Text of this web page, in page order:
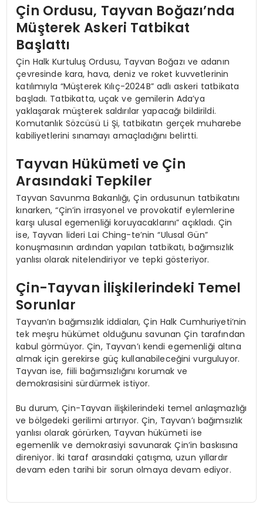
Çin Ordusu, Tayvan Boğazı’nda
Müşterek Askeri Tatbikat
Başlattı
Çin Halk Kurtuluş Ordusu, Tayvan Boğazı ve adanın
çevresinde kara, hava, deniz ve roket kuvvetlerinin
katılımıyla “Müşterek Kılıç-2024B” adlı askeri tatbikata
başladı. Tatbikatta, uçak ve gemilerin Ada’ya
yaklaşarak müşterek saldırılar yapacağı bildirildi.
Komutanlık Sözcüsü Li Şi, tatbikatın gerçek muharebe
kabiliyetlerini sınamayı amaçladığını belirtti.
Tayvan Hükümeti ve Çin
Arasındaki Tepkiler
Tayvan Savunma Bakanlığı, Çin ordusunun tatbikatını
kınarken, “Çin’in irrasyonel ve provokatif eylemlerine
karşı ulusal egemenliği koruyacaklarını” açıkladı. Çin
ise, Tayvan lideri Lai Ching-te’nin “Ulusal Gün”
konuşmasının ardından yapılan tatbikatı, bağımsızlık
yanlısı olarak nitelendiriyor ve tepki gösteriyor.
Çin-Tayvan İlişkilerindeki Temel
Sorunlar
Tayvan’ın bağımsızlık iddiaları, Çin Halk Cumhuriyeti’nin
tek meşru hükümet olduğunu savunan Çin tarafından
kabul görmüyor. Çin, Tayvan’ı kendi egemenliği altına
almak için gerekirse güç kullanabileceğini vurguluyor.
Tayvan ise, fiili bağımsızlığını korumak ve
demokrasisini sürdürmek istiyor.
Bu durum, Çin-Tayvan ilişkilerindeki temel anlaşmazlığı
ve bölgedeki gerilimi artırıyor. Çin, Tayvan’ı bağımsızlık
yanlısı olarak görürken, Tayvan hükümeti ise
egemenlik ve demokrasiyi savunarak Çin’in baskısına
direniyor. İki taraf arasındaki çatışma, uzun yıllardır
devam eden tarihi bir sorun olmaya devam ediyor.